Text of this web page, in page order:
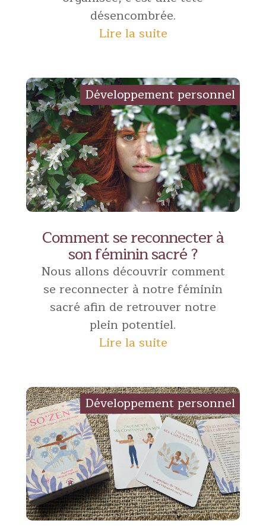
désencombrée.
Lire la suite
Comment se reconnecter à
son féminin sacré ?
Nous allons découvrir comment
se reconnecter à notre féminin
sacré afin de retrouver notre
plein potentiel.
Lire la suite